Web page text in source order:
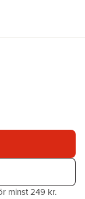
minst 249 kr.